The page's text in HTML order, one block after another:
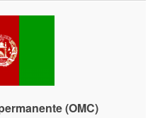
(OMC)